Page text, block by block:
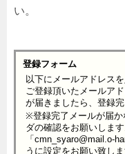
い。